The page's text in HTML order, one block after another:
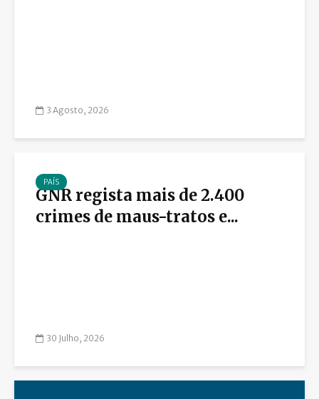
3 Agosto, 2026
PAÍS
GNR regista mais de 2.400
crimes de maus-tratos e...
30 Julho, 2026